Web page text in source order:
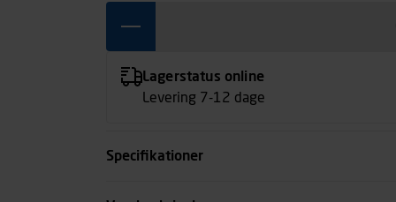
Lagerstatus online
Levering 7-12 dage
Specifikationer